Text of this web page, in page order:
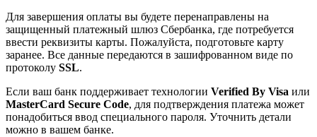
Для завершения оплаты вы будете перенаправлены на
защищенный платежный шлюз Сбербанка, где потребуется
ввести реквизиты карты. Пожалуйста, подготовьте карту
заранее. Все данные передаются в зашифрованном виде по
протоколу SSL.
Если ваш банк поддерживает технологии Verified By Visa или
MasterCard Secure Code, для подтверждения платежа может
понадобиться ввод специального пароля. Уточнить детали
можно в вашем банке.